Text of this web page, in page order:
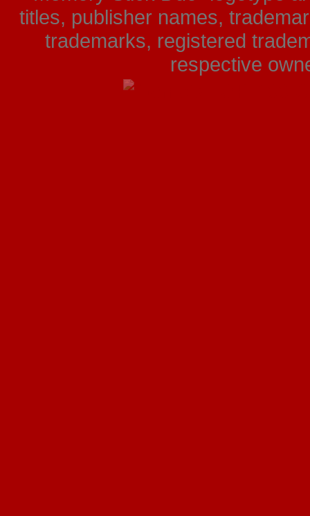
titles, publisher names,
trademarks, registered
respective